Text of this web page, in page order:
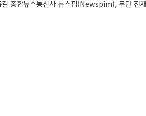
종합뉴스통신사 뉴스핌(Newspim), 무단 전